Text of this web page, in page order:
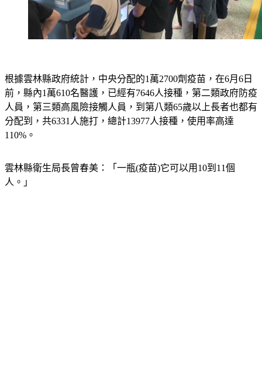
根據雲林縣政府統計，中央分配的1萬2700劑疫苗，在6月6日
前，縣內1萬610名醫護，已經有7646人接種，第二類政府防疫
人員，第三類高風險接觸人員，到第八類65歲以上長者也都有
分配到，共6331人施打，總計13977人接種，使用率高達
110%。
雲林縣衛生局長曾春美：「一瓶(疫苗)它可以用10到11個
人。」